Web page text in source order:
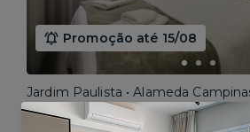
Promoção até 15/08
Jardim Paulista • Alameda
Mobiliado • 29m² • 1 dorm